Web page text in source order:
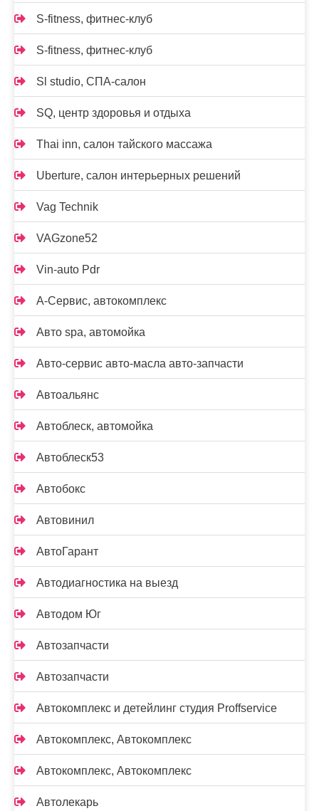
S-fitness, фитнес-клуб
S-fitness, фитнес-клуб
Sl studio, СПА-салон
SQ, центр здоровья и отдыха
Thai inn, салон тайского массажа
Uberture, салон интерьерных решений
Vag Technik
VAGzone52
Vin-auto Pdr
А-Сервис, автокомплекс
Авто spa, автомойка
Авто-сервис авто-масла авто-запчасти
Автоальянс
Автоблеск, автомойка
Автоблеск53
Автобокс
Автовинил
АвтоГарант
Автодиагностика на выезд
Автодом Юг
Автозапчасти
Автозапчасти
Автокомплекс и детейлинг студия Proffservice
Автокомплекс, Автокомплекс
Автокомплекс, Автокомплекс
Автолекарь